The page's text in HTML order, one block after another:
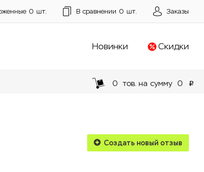
0 шт. В сравнении 0 шт. Заказы
Новинки Скидки
0 тов. на сумму 0 p
Создать новый отзыв